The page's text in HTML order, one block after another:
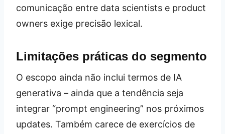
comunicação entre data scientists e product
owners exige precisão lexical.
Limitações práticas do segmento
O escopo ainda não inclui termos de IA
generativa – ainda que a tendência seja
integrar “prompt engineering” nos próximos
updates. Também carece de exercícios de